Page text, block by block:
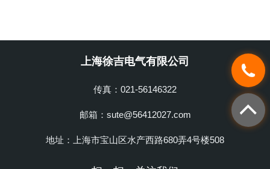
上海徐吉电气有限公司
传真：021-56146322
邮箱：sute@56412027.com
地址：上海市宝山区水产西路680弄4号楼508